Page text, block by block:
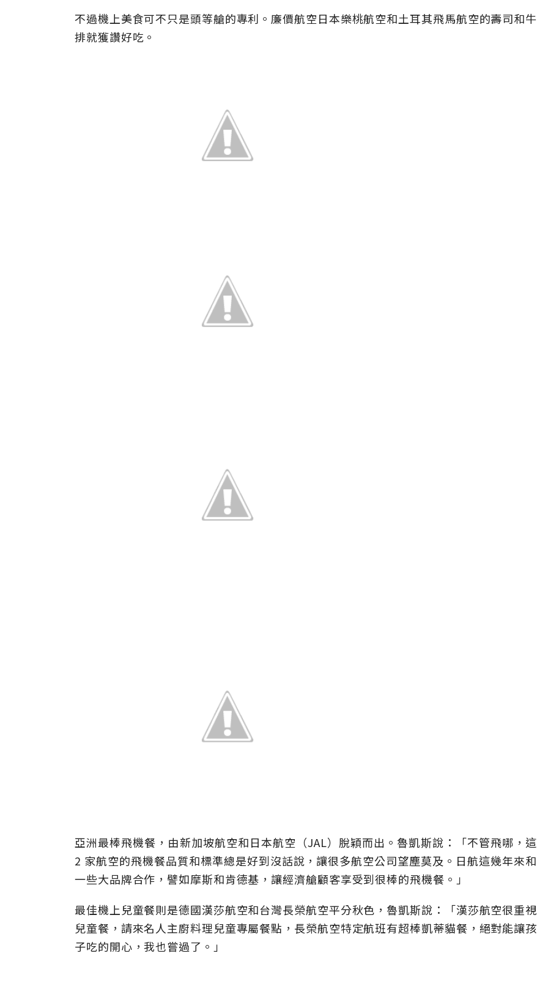
不過機上美食可不只是頭等艙的專利。廉價航空日本樂桃航空和土耳其飛馬航空的壽司和牛
排就獲讚好吃。
亞洲最棒飛機餐，由新加坡航空和日本航空（JAL）脫穎而出。魯凱斯說：「不管飛哪，這
2 家航空的飛機餐品質和標準總是好到沒話說，讓很多航空公司望塵莫及。日航這幾年來和
一些大品牌合作，譬如摩斯和肯德基，讓經濟艙顧客享受到很棒的飛機餐。」
最佳機上兒童餐則是德國漢莎航空和台灣長榮航空平分秋色，魯凱斯說：「漢莎航空很重視
兒童餐，請來名人主廚料理兒童專屬餐點，長榮航空特定航班有超棒凱蒂貓餐，絕對能讓孩
子吃的開心，我也嘗過了。」